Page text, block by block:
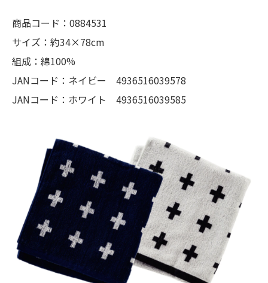
商品コード：0884531
サイズ：約34×78cm
組成：綿100%
JANコード：ネイビー 4936516039578
JANコード：ホワイト 4936516039585